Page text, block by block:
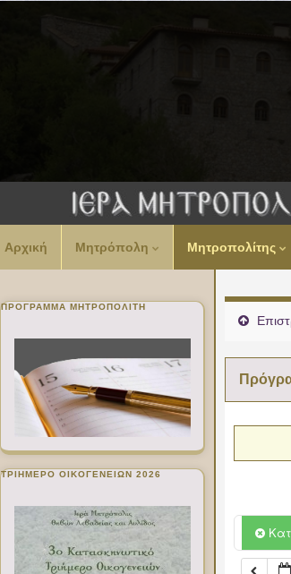
Αρχική Μητρόπολη Μητροπολίτης
ΠΡΌΓΡΑΜΜΑ ΜΗΤΡΟΠΟΛΊΤΗ
ΤΡΙΗΜΕΡΟ ΟΙΚΟΓΕΝΕΙΩΝ 2026